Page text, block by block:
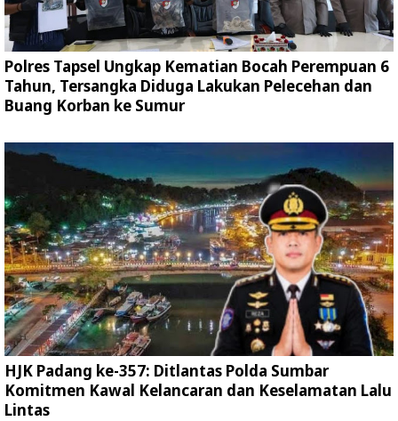
Polres Tapsel Ungkap Kematian Bocah Perempuan 6
Tahun, Tersangka Diduga Lakukan Pelecehan dan
Buang Korban ke Sumur
HJK Padang ke-357: Ditlantas Polda Sumbar
Komitmen Kawal Kelancaran dan Keselamatan Lalu
Lintas